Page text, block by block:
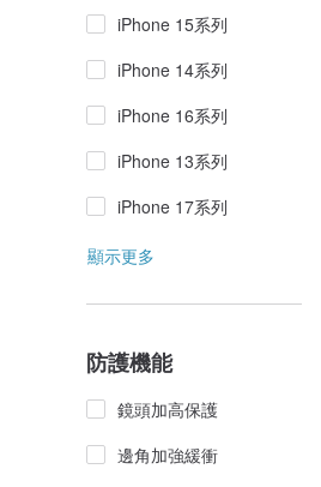
iPhone 15系列
iPhone 14系列
iPhone 16系列
iPhone 13系列
iPhone 17系列
顯示更多
防護機能
鏡頭加高保護
邊角加強緩衝